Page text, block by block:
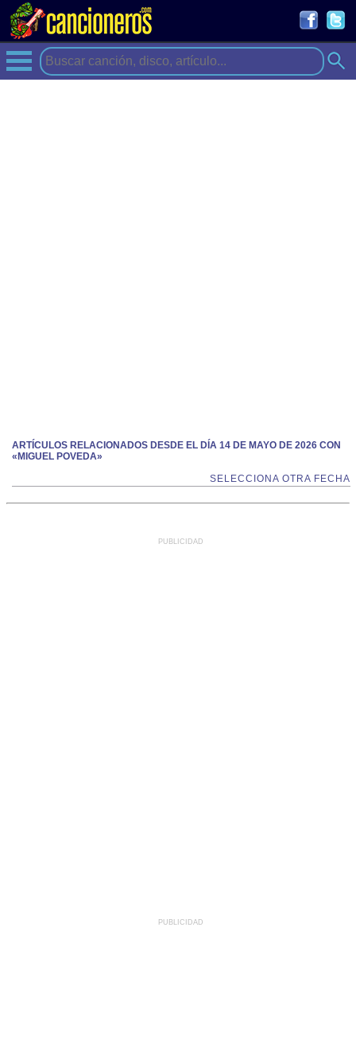
ARTÍCULOS RELACIONADOS DESDE EL DÍA 14 DE MAYO DE 2026 CON
«MIGUEL POVEDA»
SELECCIONA OTRA FECHA
PUBLICIDAD
PUBLICIDAD